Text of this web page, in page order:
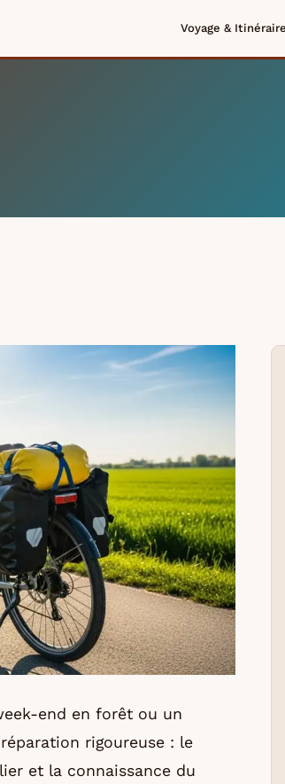
Voyage &
end en forêt ou un
rigoureuse : le
et la connaissance du